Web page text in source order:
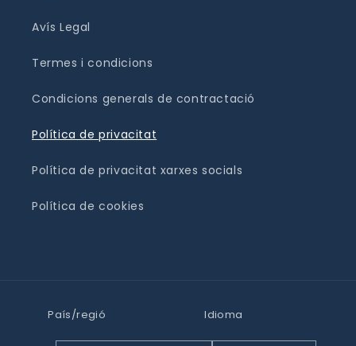
Avís Legal
Termes i condicions
Condicions generals de contractació
Política de privacitat
Política de privacitat xarxes socials
Política de cookies
País/regió Idioma